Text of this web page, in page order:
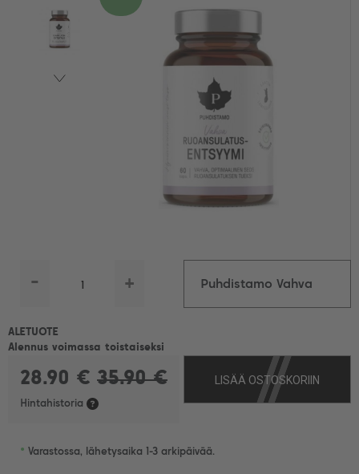
- + Puhdistamo Vahva
60 kaps.
ALETUOTE
Alennus voimassa toistaiseksi
28.90 € 35.90 €
Hintahistoria
LISÄÄ OSTOSKORIIN
• Varastossa, lähetysaika 1-3 arkipäivää.